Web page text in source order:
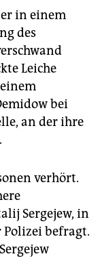
in einem
des
Leiche
bei
an der ihre
verhört.
Sergejew, in
Polizei befragt.